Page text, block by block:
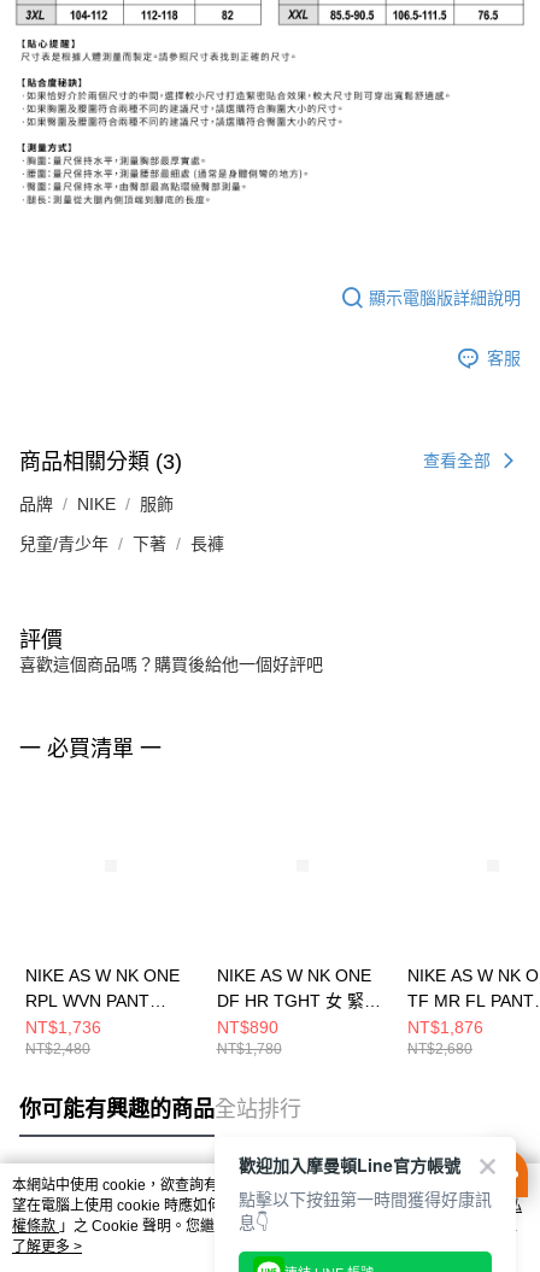
顯示電腦版詳細說明
客服
商品相關分類 (3) 查看全部
品牌 NIKE 服飾
兒童/青少年 下著 長褲
評價
喜歡這個商品嗎？購買後給他一個好評吧
一 必買清單 一
NIKE AS W NK ONE
RPL WVN PANT
CPSL 女 長褲
IH8612652
NT$1,736
NT$2,480
NIKE AS W NK ONE
DF HR TGHT 女 緊身
長褲 DM7279010
NT$890
NT$1,780
NIKE AS W NK
TF MR FL PANT
POLA 女 長褲
HV3708010
NT$1,876
NT$2,680
你可能有興趣的商品全站排行
熱門標籤
本網站中使用 cookie，欲查詢有關本網站使用 cookie 方式之詳情，及若您不希
望在電腦上使用 cookie 時應如何變更電腦的 cookie 設定，請參閱本網站「
隱私
權條款 」之 Cookie 聲明。您繼續使用本網站即表示您同意本公司得按本網站使
用條款之 Cookie 聲明使用 cookie。
了解更多 >
歡迎加入摩曼頓Line官方帳號
點擊以下按鈕第一時間獲得好康訊
息👇